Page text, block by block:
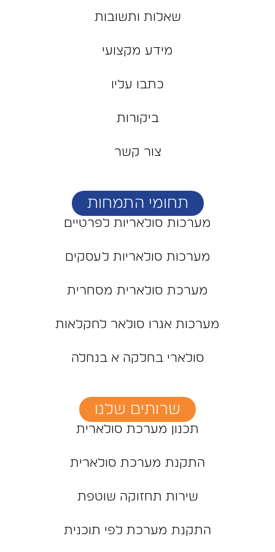
שאלות ותשובות
מידע מקצועי
כתבו עליו
ביקורות
צור קשר
תחומי התמחות
מערכות סולאריות לפרטיים
מערכות סולאריות לעסקים
מערכת סולארית מסחרית
מערכות אגרו סולאר לחקלאות
סולארי בחלקה א בנחלה
שרותים שלנו
תכנון מערכת סולארית
התקנת מערכת סולארית
שירות תחזוקה שוטפת
התקנת מערכת לפי תוכנית